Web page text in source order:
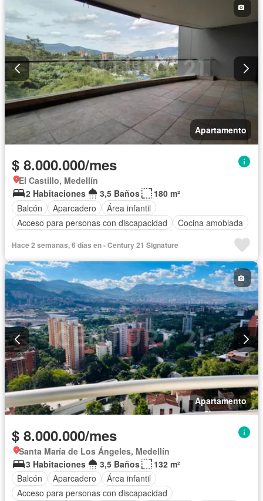
Apartamento
$ 8.000.000/mes
El Castillo, Medellín
2 Habitaciones
3,5 Baños
180 m²
Balcón
Aparcadero
Área infantil
Acceso para personas con discapacidad
Cocina amoblada
Seguridad privada
Cuarto de servicio
Hace 2 semanas, 6 días en - Century 21 Signature
Apartamento
$ 8.000.000/mes
Santa María de Los Ángeles, Medellín
3 Habitaciones
3,5 Baños
132 m²
Balcón
Aparcadero
Área infantil
Acceso para personas con discapacidad